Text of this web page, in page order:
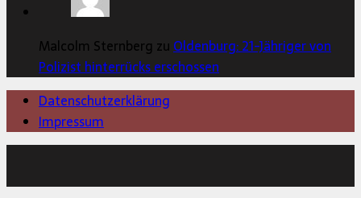
Malcolm Sternberg zu Oldenburg: 21-Jähriger von
Polizist hinterrücks erschossen
Datenschutzerklärung
Impressum